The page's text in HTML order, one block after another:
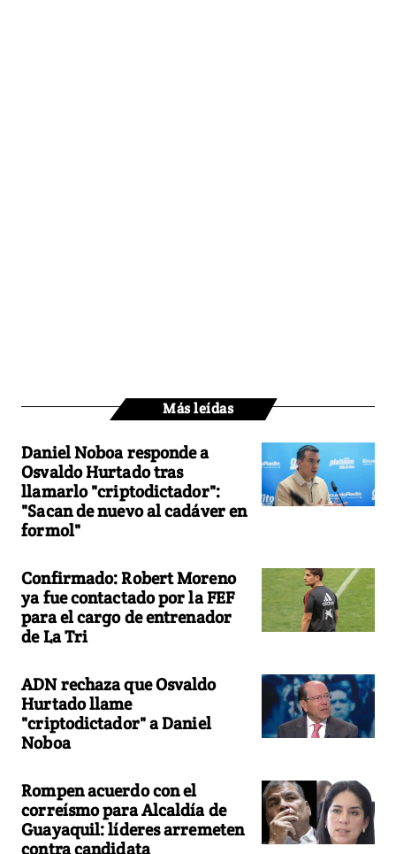
Más leídas
Daniel Noboa responde a
Osvaldo Hurtado tras
llamarlo "criptodictador":
"Sacan de nuevo al cadáver en
formol"
Confirmado: Robert Moreno
ya fue contactado por la FEF
para el cargo de entrenador
de La Tri
ADN rechaza que Osvaldo
Hurtado llame
"criptodictador" a Daniel
Noboa
Rompen acuerdo con el
correísmo para Alcaldía de
Guayaquil: líderes arremeten
contra candidata